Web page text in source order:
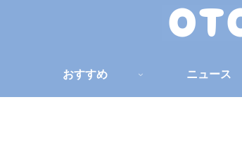
おすすめ ニュース